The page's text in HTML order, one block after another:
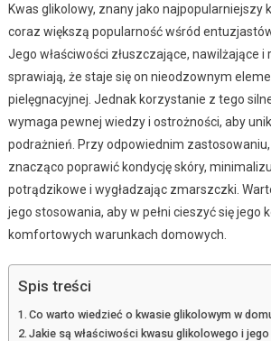
Kwas glikolowy, znany jako najpopularniejszy
coraz większą popularność wśród
Jego właściwości złuszczające, nawilżające i
sprawiają, że staje się on nieodzownym
pielęgnacyjnej. Jednak korzystanie z tego
wymaga pewnej wiedzy i ostrożności, aby
podrażnień. Przy odpowiednim
znacząco poprawić kondycję skóry,
potrądzikowe i wygładzając zmarszczki.
jego stosowania, aby w pełni cieszyć się jego
komfortowych warunkach domowych.
Spis treści
Co warto wiedzieć o kwasie glikolowym w
Jakie są właściwości kwasu glikolowego i jego